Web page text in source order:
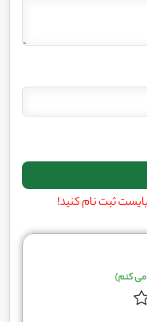
ثبت نام کنید!
می کنم)